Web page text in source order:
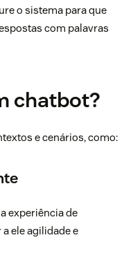
o sistema para que
com palavras
chatbot?
e cenários, como:
experiência de
ele agilidade e